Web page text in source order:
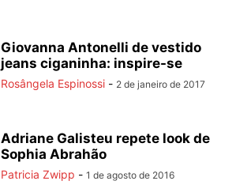
Giovanna Antonelli de vestido
jeans ciganinha: inspire-se
Rosângela Espinossi - 2 de janeiro de 2017
Adriane Galisteu repete look de
Sophia Abrahão
Patricia Zwipp - 1 de agosto de 2016